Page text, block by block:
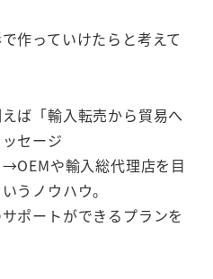
作っていけたらと考えて
ば「輸入転売から貿易へ
セージ
や輸入総代理店を目
うノウハウ。
ポートができるプランを